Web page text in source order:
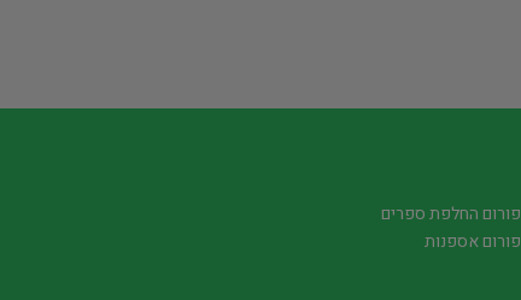
פורום החלפת ספרים
פורום אספנות